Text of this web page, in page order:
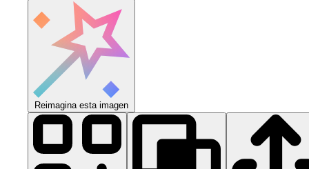
Reimagina esta imagen